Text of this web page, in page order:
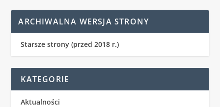
ARCHIWALNA WERSJA STRONY
Starsze strony (przed 2018 r.)
KATEGORIE
Aktualności